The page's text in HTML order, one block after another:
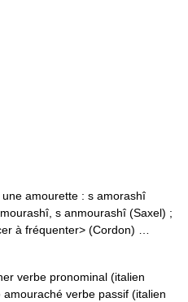
amourette : s amorashî
s anmourashî (Saxel) ;
à fréquenter> (Cordon) …
verbe pronominal (italien
verbe passif (italien